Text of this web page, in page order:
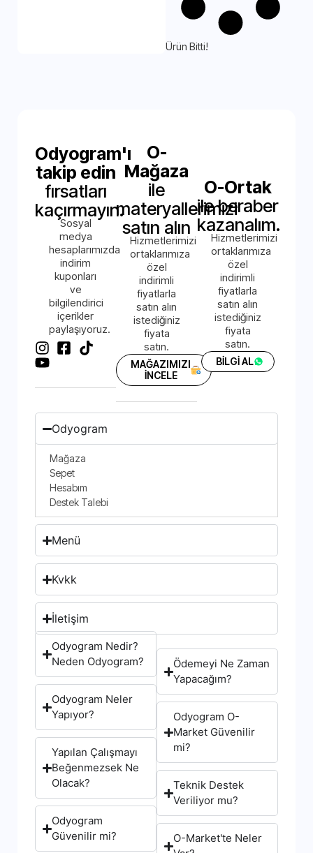
Ürün Bitti!
Odyogram'ı
takip edin
fırsatları
kaçırmayın.
Sosyal
medya
hesaplarımızda
indirim
kuponları
ve
bilgilendirici
içerikler
paylaşıyoruz.
O-
Mağaza
ile
materyallerimizi
satın alın
Hizmetlerimizi
ortaklarımıza
özel
indirimli
fiyatlarla
satın alın
istediğiniz
fiyata
satın.
MAĞAZIMIZI
İNCELE
O-Ortak
ile beraber
kazanalım.
Hizmetlerimizi
ortaklarımıza
özel
indirimli
fiyatlarla
satın alın
istediğiniz
fiyata
satın.
BİLGİ AL
Odyogram
Mağaza
Sepet
Hesabım
Destek Talebi
Menü
Kvkk
İletişim
Odyogram Nedir?
Neden Odyogram?
Odyogram Neler
Yapıyor?
Yapılan Çalışmayı
Beğenmezsek Ne
Olacak?
Odyogram
Güvenilir mi?
Ödemeyi Ne Zaman
Yapacağım?
Odyogram O-
Market Güvenilir
mi?
Teknik Destek
Veriliyor mu?
O-Market'te Neler